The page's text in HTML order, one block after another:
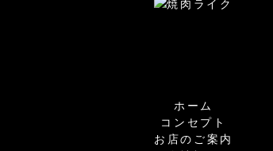
ホーム
コンセプト
お店のご案内